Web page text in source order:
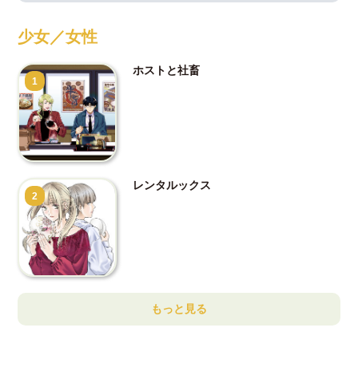
少女／女性
1
ホストと社畜
2
レンタルックス
もっと見る